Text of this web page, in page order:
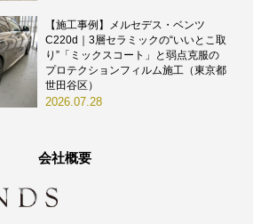
【施工事例】メルセデス・ベンツ
C220d｜3層セラミックの“いいとこ取
り”「ミックスコート」と弱点克服の
プロテクションフィルム施工（東京都
世田谷区）
2026.07.28
会社概要